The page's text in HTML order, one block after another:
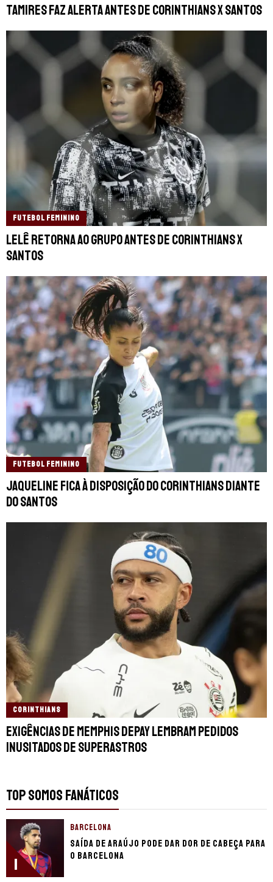
Tamires faz alerta antes de Corinthians x Santos
FUTEBOL FEMININO
Lelê retorna ao grupo antes de Corinthians x
Santos
FUTEBOL FEMININO
Jaqueline fica à disposição do Corinthians diante
do Santos
CORINTHIANS
Exigências de Memphis Depay lembram pedidos
inusitados de superastros
TOP SOMOS FANÁTICOS
1
BARCELONA
Saída de Araújo pode dar dor de cabeça para
o Barcelona